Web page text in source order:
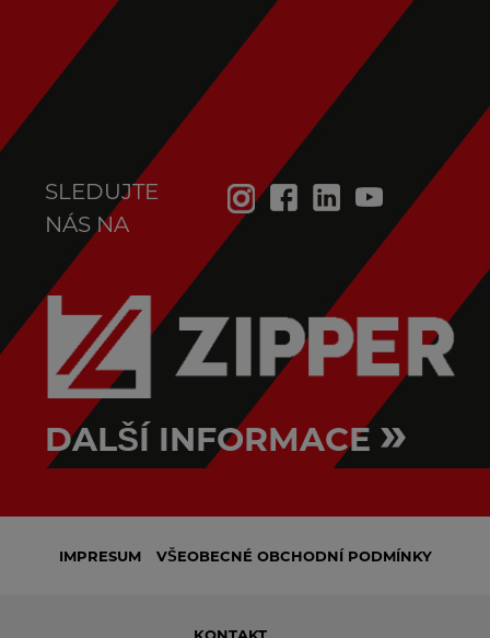
SLEDUJTE
NÁS NA
DALŠÍ INFORMACE »
IMPRESUM VŠEOBECNÉ OBCHODNÍ PODMÍNKY